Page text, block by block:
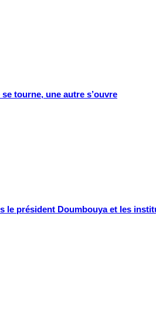
tourne, une autre s’ouvre
le président Doumbouya et les